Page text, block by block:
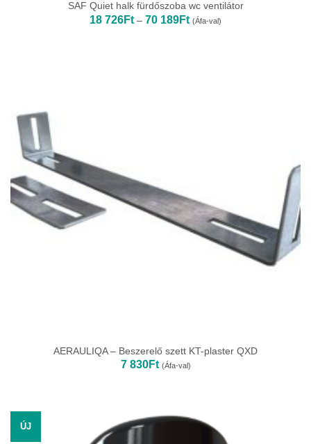
SAF Quiet halk fürdőszoba wc ventilátor
18 726Ft – 70 189FtÁrtartomány:
18
(Áfa-val)
AERAULIQA – Beszerelő szett KT-plaster QXD
7 830Ft (Áfa-val)
ÚJ